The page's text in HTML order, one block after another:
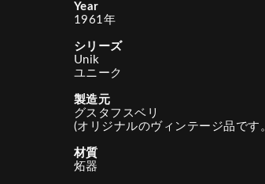
Year
1961年
シリーズ
Unik
ユニーク
製造元
グスタフスベリ
(オリジナルのヴィンテージ品です
材質
炻器